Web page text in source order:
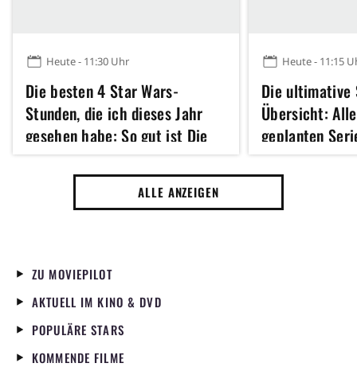
Heute - 11:30 Uhr
Die besten 4 Star Wars-
Stunden, die ich dieses Jahr
gesehen habe: So gut ist Die
neunte Jedi
Heute - 11:15
Die ultimative
Übersicht:
geplanten
seit 60 Jahre
Reihe
ALLE ANZEIGEN
ZU MOVIEPILOT
AKTUELL IM KINO & DVD
POPULÄRE STARS
KOMMENDE FILME